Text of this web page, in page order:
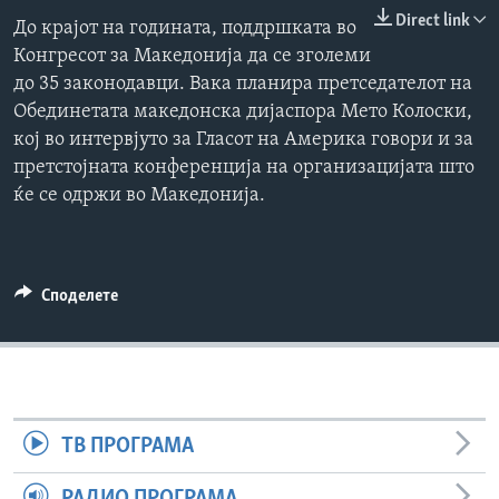
ИНТЕРВЈУА
Јазици
Direct link
До крајот на годината, поддршката во
Конгресот за Македонија да се зголеми
до 35 законодавци. Вака планира претседателот на
Обединетата македонска дијаспора Мето Колоски,
кој во интервјуто за Гласот на Америка говори и за
претстојната конференција на организацијата што
ќе се одржи во Македонија.
Споделете
ТВ ПРОГРАМА